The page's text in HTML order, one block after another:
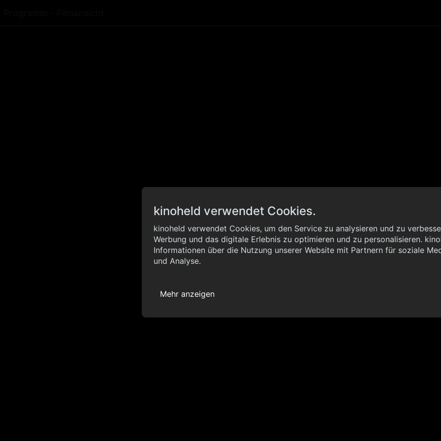
kinoheld verwendet Cookies.
kinoheld verwendet Cookies, um den Service zu analysieren und zu
Werbung und das digitale Erlebnis zu optimieren und zu personalisieren.
Informationen über die Nutzung unserer Website mit Partnern für soziale
und Analyse.
Mehr anzeigen
Info
{ "__sentry_xhr__": { "method": "POST", "url": "//graph.kinoheld.de:/graphql/v1/
"status_code": 0 } }